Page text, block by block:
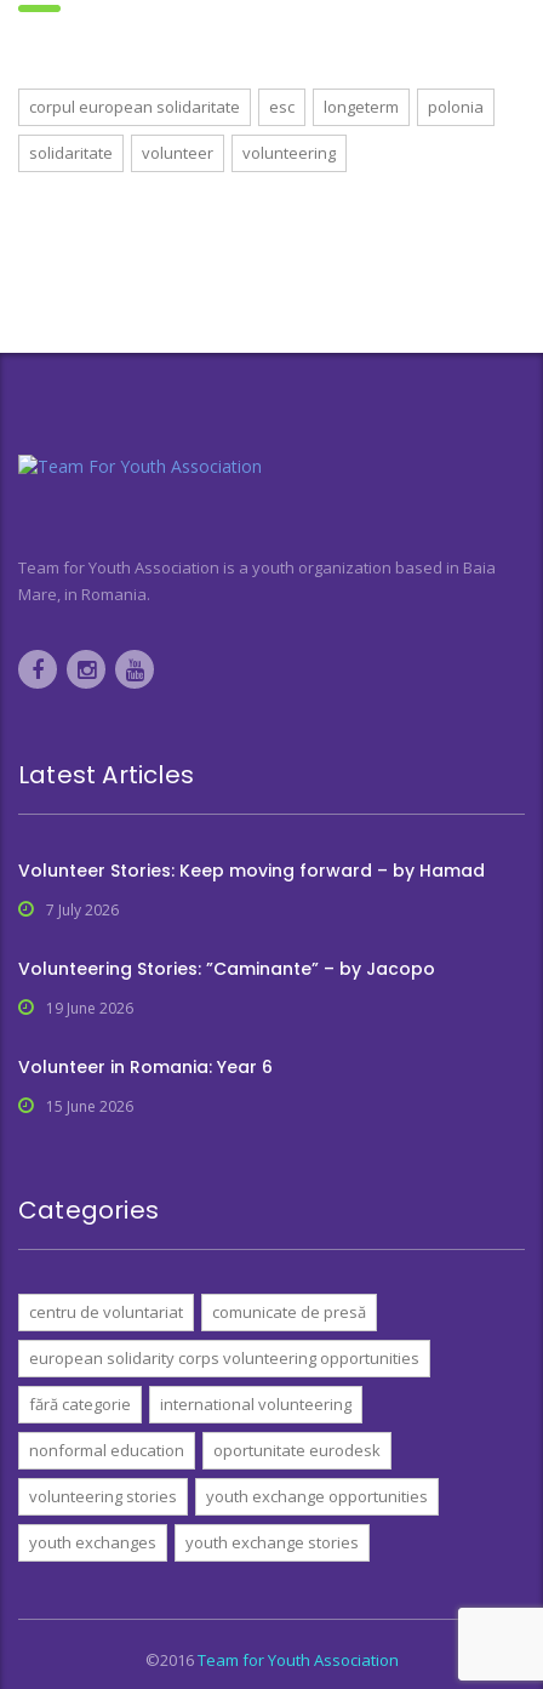
corpul european solidaritate esc longeterm polonia
solidaritate volunteer volunteering
Team for Youth Association is a youth organization based in Baia
Mare, in Romania.
Latest Articles
Volunteer Stories: Keep moving forward – by Hamad
7 July 2026
Volunteering Stories: ”Caminante” – by Jacopo
19 June 2026
Volunteer in Romania: Year 6
15 June 2026
Categories
centru de voluntariat comunicate de presă
european solidarity corps volunteering opportunities
fără categorie international volunteering
nonformal education oportunitate eurodesk
volunteering stories youth exchange opportunities
youth exchanges youth exchange stories
©2016Team for Youth Association